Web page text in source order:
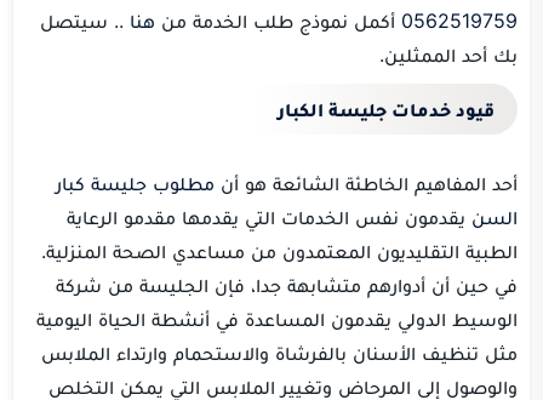
0562519759 أكمل نموذج طلب الخدمة من هنا .. سيتصل
بك أحد الممثلين.
قيود خدمات جليسة الكبار
أحد المفاهيم الخاطئة الشائعة هو أن مطلوب جليسة كبار
السن يقدمون نفس الخدمات التي يقدمها مقدمو الرعاية
الطبية التقليديون المعتمدون من مساعدي الصحة المنزلية.
في حين أن أدوارهم متشابهة جدا، فإن الجليسة من شركة
الوسيط الدولي يقدمون المساعدة في أنشطة الحياة اليومية
مثل تنظيف الأسنان بالفرشاة والاستحمام وارتداء الملابس
والوصول إلى المرحاض وتغيير الملابس التي يمكن التخلص